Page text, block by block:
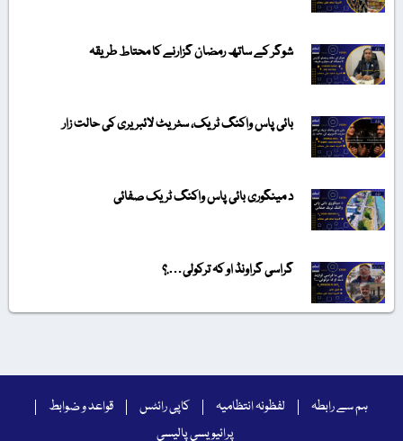
شوگر کے ساتھ رمضان گزارنے کا محتاط طریقہ
بائی پاس واکنگ ٹریک، سٹریٹ لائبریری کی حالت زار
د مینگوری بائی پاس واکنگ ٹریک صفائی
گراسی گراونڈ او کہ ترکولی….؟
ہم سے رابطہ لفظونہ انتظامیہ کاپی رائٹس
قواعد و ضوابط
پرائیویسی پالیسی